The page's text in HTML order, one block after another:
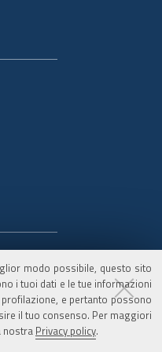
modo possibile, questo sito
i tuoi dati e le tue informazioni
e pertanto possono
il tuo consenso. Per maggiori
nostra Privacy policy.